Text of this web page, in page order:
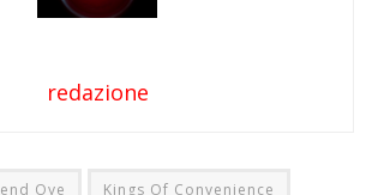
redazione
Oye Kings Of Convenience